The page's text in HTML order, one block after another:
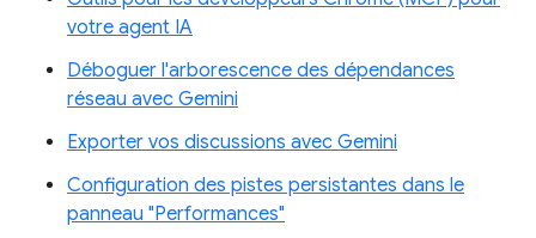
votre agent IA
Déboguer l'arborescence des dépendances
réseau avec Gemini
Exporter vos discussions avec Gemini
Configuration des pistes persistantes dans le
panneau "Performances"